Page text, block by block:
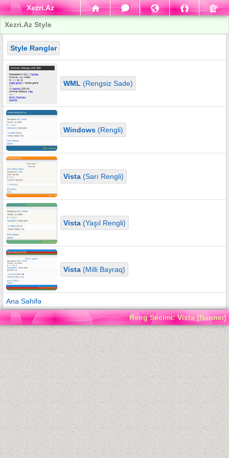
Xezri.Az
Xezri.Az Style
Style Rənglər
WML (Rengsiz Sade)
Windows(Rengli)
Vista(Sarı Rengli)
Vista(Yaşıl Rengli)
Vista(Milli Bayraq)
Ana Səhifə
Reng Secimi: Vista (Narıncı)